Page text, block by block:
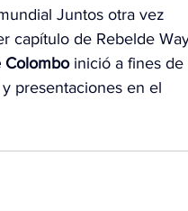
Juntos otra vez
capítulo de Rebelde
Colombo inició a fines de
presentaciones en el